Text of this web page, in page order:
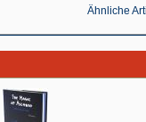
Ähnliche